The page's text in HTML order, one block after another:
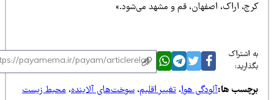
اراک، اصفهان، قم و مشهد می‌شود.»
اشتراک
ها:آلودگی هوا،تغییر اقلیم،سوخت‌های آلاینده،محیط زیست